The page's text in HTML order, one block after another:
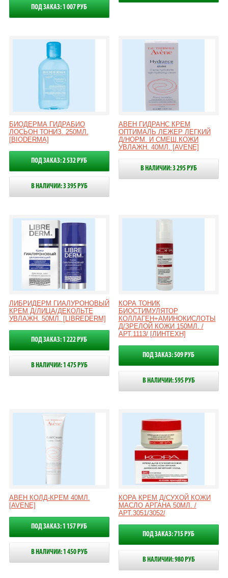
ПОД ЗАКАЗ: 1 007 РУБ
БИОДЕРМА ГИДРАБИО
ЛОСЬОН ТОНИЗ. 250МЛ.
[BIODERMA]
ПОД ЗАКАЗ: 2 532 РУБ
В НАЛИЧИИ: 3 395 РУБ
АВЕН ГИДРАНС КРЕМ
ОПТИМАЛЬ ЛЕЖЕР ЛЕГКИЙ
Д/НОРМ. И СМЕШ.КОЖИ
УВЛАЖН. 40МЛ. [AVENE]
В НАЛИЧИИ: 3 295 РУБ
ЛИБРИДЕРМ ГИАЛУРОНОВЫЙ
КРЕМ Д/ЛИЦА/ДЕКОЛЬТЕ
УВЛАЖН. 50МЛ. [LIBREDERM]
ПОД ЗАКАЗ: 1 222 РУБ
В НАЛИЧИИ: 1 475 РУБ
КОРА ТОНИК
БИОСТИМУЛЯТОР
КОЛЛАГЕН+АМИНОКИСЛОТЫ
Д/ЗРЕЛОЙ КОЖИ 150МЛ. /
АРТ.1113/ [ЛИНТЕХН]
ПОД ЗАКАЗ: 509 РУБ
В НАЛИЧИИ: 595 РУБ
АВЕН КОЛД-КРЕМ 40МЛ.
[AVENE]
ПОД ЗАКАЗ: 1 157 РУБ
В НАЛИЧИИ: 1 450 РУБ
КОРА КРЕМ Д/СУХОЙ КОЖИ
МАСЛО АРГАНА 50МЛ. /
АРТ.3051/3052/
ПОД ЗАКАЗ: 715 РУБ
В НАЛИЧИИ: 980 РУБ